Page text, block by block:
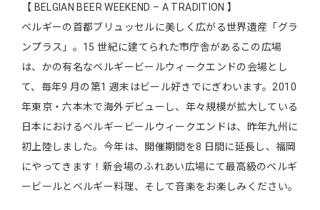
【 BELGIAN BEER WEEKEND – A TRADITION 】
ベルギーの首都ブリュッセルに美しく広がる世界遺産「グラ
ンプラス」。15 世紀に建てられた市庁舎があるこの広場
は、かの有名なベルギービールウィークエンドの会場とし
て、毎年9 月の第1 週末はビール好きでにぎわいます。2010
年東京・六本木で海外デビューし、年々規模が拡大している
日本におけるベルギービールウィークエンドは、昨年九州に
初上陸しました。今年は、開催期間を8 日間に延長し、福岡
にやってきます！新会場のふれあい広場にて最高級のベルギ
ービールとベルギー料理、そして音楽をお楽しみください。